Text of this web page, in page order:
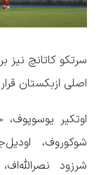
سرتکو کاتانچ نیز
اصلی ازبکستان
اوتکیر
شوکوروف،
شرزود